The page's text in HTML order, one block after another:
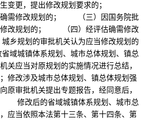
生变更，提出修改规划要求的；
确需修改规划的； （三）因国务院批
修改规划的； （四）经评估确需修改
规划的审批机关认为应当修改规划的
城镇体系规划、城市总体规划、镇总
关应当对原规划的实施情况进行总结，
修改涉及城市总体规划、镇总体规划强
原审批机关提出专题报告，经同意后，
修改后的省域城镇体系规划、城市总
应当依照本法第十三条、第十四条、第